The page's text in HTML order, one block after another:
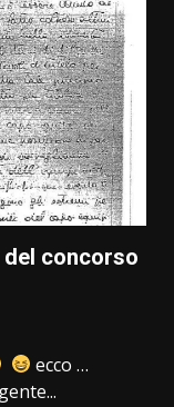
concorso
ecco …